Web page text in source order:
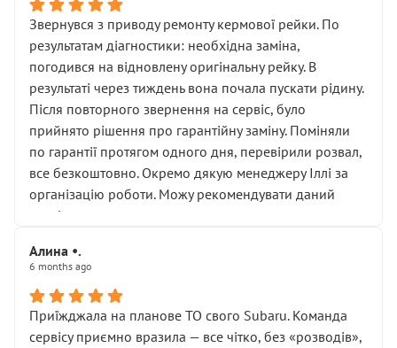
Звернувся з приводу ремонту кермової рейки. По
результатам діагностики: необхідна заміна,
погодився на відновлену оригінальну рейку. В
результаті через тиждень вона почала пускати рідину.
Після повторного звернення на сервіс, було
прийнято рішення про гарантійну заміну. Поміняли
по гарантії протягом одного дня, перевірили розвал,
все безкоштовно. Окремо дякую менеджеру Іллі за
організацію роботи. Можу рекомендувати даний
сервіс.
Алина •.
6 months ago
Приїжджала на планове ТО свого Subaru. Команда
сервісу приємно вразила — все чітко, без «розводів»,